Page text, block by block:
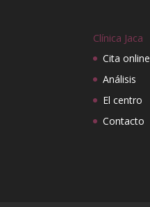
Clínica Jaca
Cita online
Análisis
El centro
Contacto